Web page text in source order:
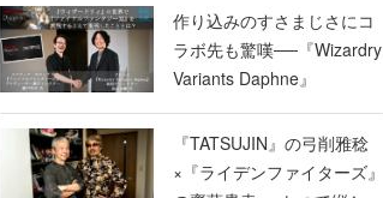
言”は、比喩ではなく本気だ
った
作り込みのすさまじさにコ
ラボ先も驚嘆──『Wizardry
Variants Daphne』
×『FFXI』コラボが期間限
定なのにジョブもキャラも
武器も戦闘システムもワン
『TATSUJIN』の弓削雅稔
×『ライデンファイターズ』